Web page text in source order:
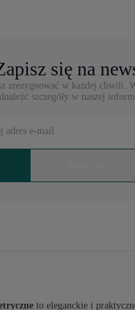
się na
zrezygnować w każdej chwili.
szczegóły w naszej
to eleganckie i